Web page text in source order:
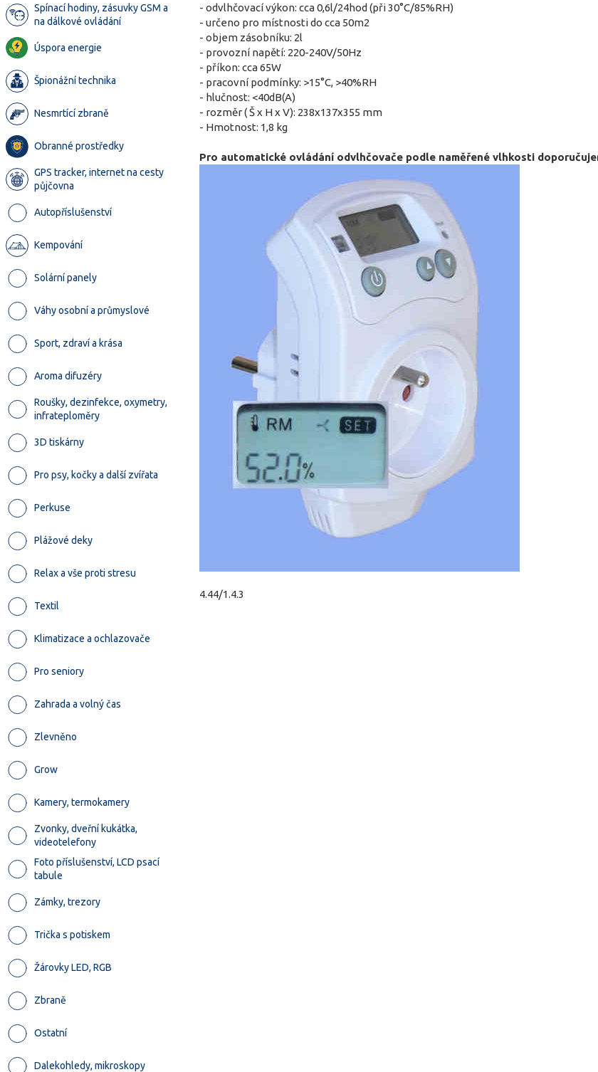
Spínací hodiny, zásuvky GSM a
na dálkové ovládání
Úspora energie
Špionážní technika
Nesmrtící zbraně
Obranné prostředky
GPS tracker, internet na cesty
půjčovna
Autopříslušenství
Kempování
Solární panely
Váhy osobní a průmyslové
Sport, zdraví a krása
Aroma difuzéry
Roušky, dezinfekce, oxymetry,
infrateploměry
3D tiskárny
Pro psy, kočky a další zvířata
Perkuse
Plážové deky
Relax a vše proti stresu
Textil
Klimatizace a ochlazovače
Pro seniory
Zahrada a volný čas
Zlevněno
Grow
Kamery, termokamery
Zvonky, dveřní kukátka,
videotelefony
Foto příslušenství, LCD psací
tabule
Zámky, trezory
Trička s potiskem
Žárovky LED, RGB
Zbraně
Ostatní
Dalekohledy, mikroskopy
- odvlhčovací výkon: cca 0,6l/24hod (při 30°C/85%RH)
- určeno pro místnosti do cca 50m2
- objem zásobníku: 2l
- provozní napětí: 220-240V/50Hz
- příkon: cca 65W
- pracovní podmínky: >15°C, >40%RH
- hlučnost: <40dB(A)
- rozměr ( Š x H x V): 238x137x355 mm
- Hmotnost: 1,8 kg
Pro automatické ovládání odvlhčovače podle naměřené vlhkosti
4.44/1.4.3